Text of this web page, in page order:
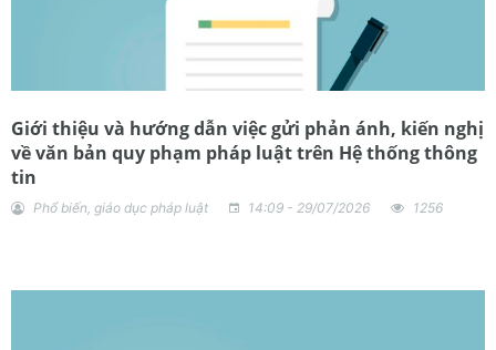
Giới thiệu và hướng dẫn việc gửi phản ánh, kiến nghị
về văn bản quy phạm pháp luật trên Hệ thống thông
tin
Phổ biến, giáo dục pháp luật 14:09 - 29/07/2026 1256